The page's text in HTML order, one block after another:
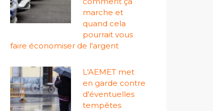
marche et
quand cela
pourrait vous
faire économiser de l'argent
L'AEMET met
en garde contre
d'éventuelles
tempêtes